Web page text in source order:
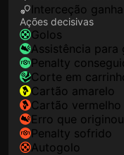
interceção ganha
Ações decisivas
golos
assistência para
penalty
corte em
cartão amarelo
cartão vermelho
erro que
penalty sofrido
autogolo